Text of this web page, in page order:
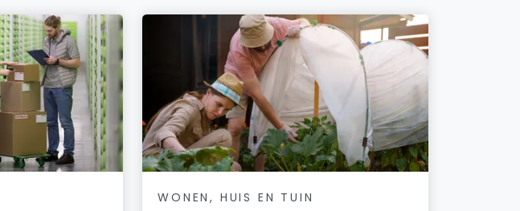
WONEN, HUIS EN TUIN